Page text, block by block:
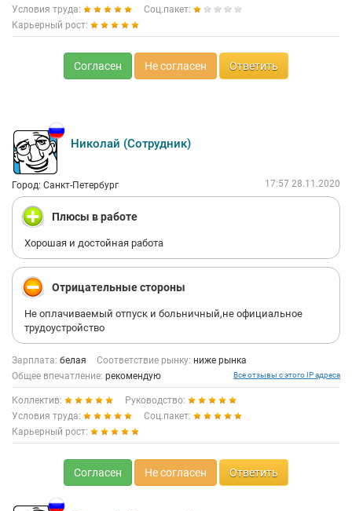
Условия труда:
Соц.пакет:
Карьерный рост:
Согласен Не согласен Ответить
Николай (Сотрудник)
Город: Санкт-Петербург 17:57 28.11.2020
Плюсы в работе
Хорошая и достойная работа
Отрицательные стороны
Не оплачиваемый отпуск и больничный,не официальное
трудоустройство
Зарплата: белая Соответствие рынку: ниже рынка
Общее впечатление: рекомендую Все отзывы с этого IP адреса
Коллектив:
Руководство:
Условия труда:
Соц.пакет:
Карьерный рост:
Согласен Не согласен Ответить